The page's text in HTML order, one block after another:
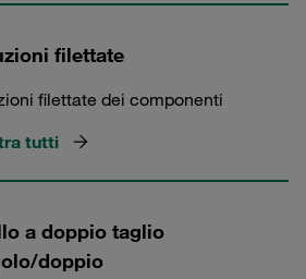
filettate
filettate dei componenti
tutti
a doppio taglio
doppio